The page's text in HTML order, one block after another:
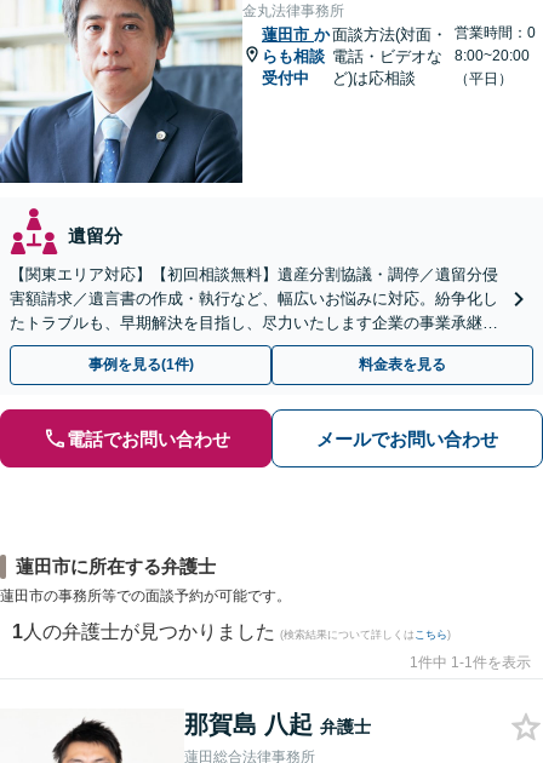
金丸法律事務所
蓮田市 か
らも相談
受付中
面談方法(対面・
電話・ビデオな
ど)は応相談
営業時間：0
8:00~20:00
（平日）
遺留分
【関東エリア対応】【初回相談無料】遺産分割協議・調停／遺留分侵
害額請求／遺言書の作成・執行など、幅広いお悩みに対応。紛争化し
たトラブルも、早期解決を目指し、尽力いたします企業の事業承継の
お悩みもご相談ください【夜間・休日面談】【電話相談可】
事例を見る(1件) 料金表を見る
電話でお問い合わせ メールでお問い合わせ
蓮田市に所在する弁護士
蓮田市の事務所等での面談予約が可能です。
1 人の弁護士が見つかりました (検索結果について詳しくは こちら)
1件中 1-1件を表示
那賀島 八起 弁護士
蓮田総合法律事務所